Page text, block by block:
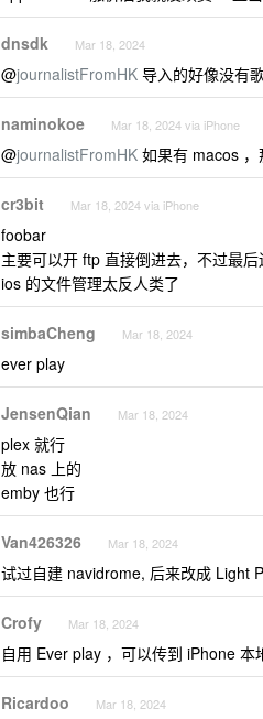
dnsdk Mar 18, 2024
@journalistFromHK 导入的好像没有
naminokoe Mar 18, 2024 via iPhone
@journalistFromHK 如果有 macos
cr3bit Mar 18, 2024 via iPhone
foobar
主要可以开 ftp 直接倒进去，不过最后
ios 的文件管理太反人类了
simbaCheng Mar 18, 2024
ever play
JensenQian Mar 18, 2024
plex 就行
放 nas 上的
emby 也行
Van426326 Mar 18, 2024
试过自建 navidrome, 后来改成 Light
Crofy Mar 18, 2024
自用 Ever play ，可以传到 iPhone 本
Ricardoo Mar 18, 2024